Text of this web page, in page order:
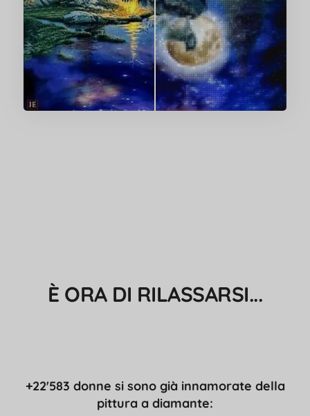
È ORA DI RILASSARSI...
+22'583 donne si sono già innamorate della
pittura a diamante: